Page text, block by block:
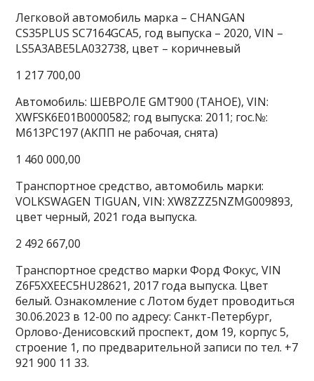
Легковой автомобиль марка – CHANGAN
CS35PLUS SС7164GСА5, год выпуска – 2020, VIN –
LS5A3ABE5LA032738, цвет – коричневый
1 217 700,00
Автомобиль: ШЕВРОЛЕ GMT900 (TAHOE), VIN:
XWFSK6E01B0000582; год выпуска: 2011; гос.№:
М613РС197 (АКПП не рабочая, снята)
1 460 000,00
Транспортное средство, автомобиль марки:
VOLKSWAGEN TIGUAN, VIN: XW8ZZZ5NZMG009893,
цвет черный, 2021 года выпуска.
2 492 667,00
Транспортное средство марки Форд Фокус, VIN
Z6F5XXEEC5HU28621, 2017 года выпуска. Цвет
белый. Ознакомление с Лотом будет проводиться
30.06.2023 в 12-00 по адресу: Санкт-Петербург,
Орлово-Денисовский проспект, дом 19, корпус 5,
строение 1, по предварительной записи по тел. +7
921 900 11 33.